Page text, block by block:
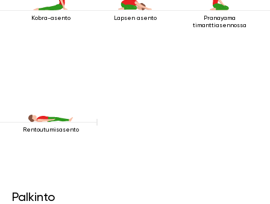
Kobra-asento Lapsen asento
Pranayama
timanttiasennossa
Rentoutumisasento
Palkinto